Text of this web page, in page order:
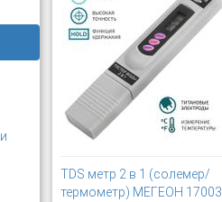
TDS метр 2 в 1 (солемер/
термометр) МЕГЕОН 17003